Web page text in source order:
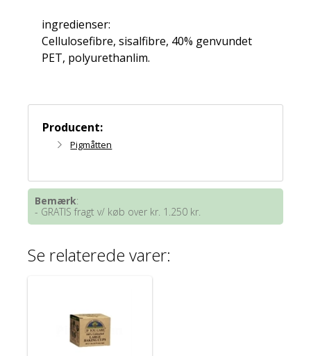
ingredienser:
Cellulosefibre, sisalfibre, 40% genvundet
PET, polyurethanlim.
Producent:
Pigmåtten
Bemærk:
- GRATIS fragt v/ køb over kr. 1.250 kr.
Se relaterede varer: